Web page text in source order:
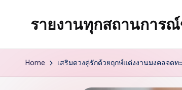
รายงานทุกสถานการ
Home เสริมดวงคู่รักด้วยฤกษ์แต่งงานมงคลจด